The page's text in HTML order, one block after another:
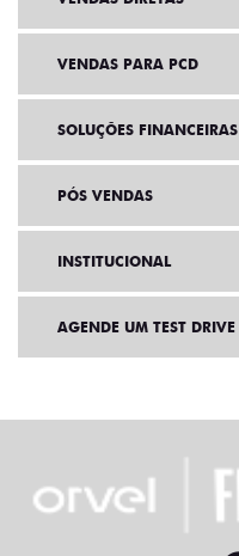
VENDAS PARA PCD
SOLUÇÕES FINANCEIRAS
PÓS VENDAS
INSTITUCIONAL
AGENDE UM TEST DRIVE